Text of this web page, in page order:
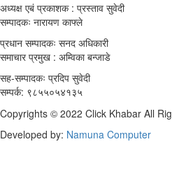
अध्यक्ष एबं प्रकाशक : प्रस्ताव सुवेदी
सम्पादकः नारायण काफ्ले
प्रधान सम्पादकः सनद अधिकारी
समाचार प्रमुख : अम्विका बन्जाडे
सह-सम्पादकः प्रदिप सुवेदी
सम्पर्क: ९८५५०५४१३५
Copyrights © 2022 Click Khabar All
Developed by: Namuna Computer